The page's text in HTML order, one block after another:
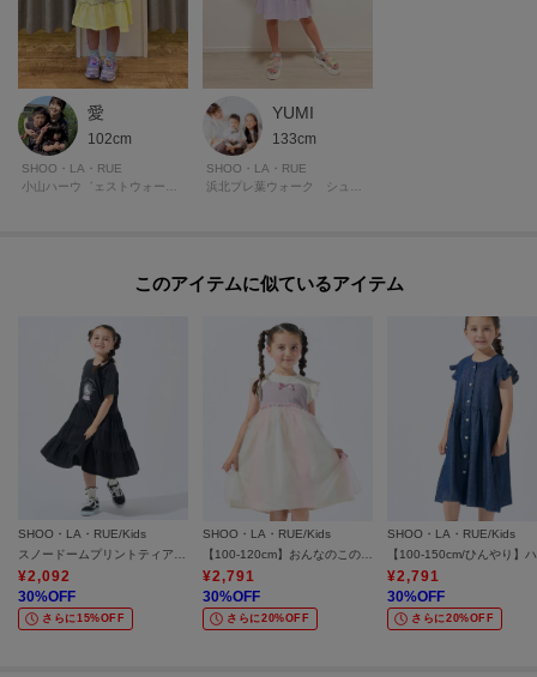
愛
102cm
SHOO・LA・RUE
YUMI
133cm
SHOO・LA・RUE
浜北プレ葉ウォーク シューラルー
このアイテムに似ているアイテム
SHOO・LA・RUE/Kids
¥2,092
30%OFF
さらに15%OFF
SHOO・LA・RUE/Kids
¥2,791
30%OFF
さらに20%OFF
SHOO・LA・RUE/Kids
¥2,791
30%OFF
さらに20%OFF